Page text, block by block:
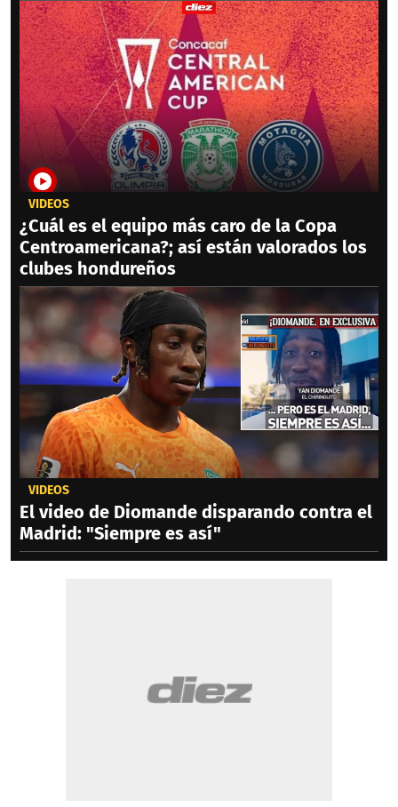
VIDEOS
¿Cuál es el equipo más caro de la Copa
Centroamericana?; así están valorados los
clubes hondureños
VIDEOS
El video de Diomande disparando contra el
Madrid: "Siempre es así"